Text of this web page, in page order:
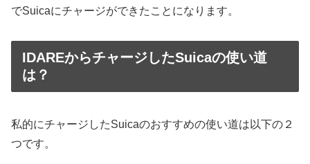
でSuicaにチャージができたことになります。
IDAREからチャージしたSuicaの使い道
は？
私的にチャージしたSuicaのおすすめの使い道は以下の２
つです。